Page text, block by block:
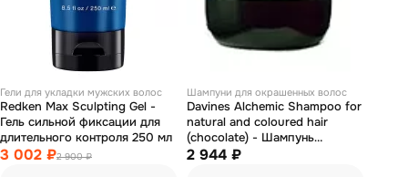
Гели для укладки мужских волос
Redken Max Sculpting Gel -
Гель сильной фиксации для
длительного контроля 250 мл
3 002 ₽2 900 ₽
Шампуни для окрашенных волос
Davines Alchemic Shampoo for
natural and coloured hair
(chocolate) - Шампунь
«Алхимик» для натуральных и
2 944 ₽